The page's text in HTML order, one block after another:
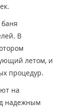
В
летом, и
процедур.
на
надежным